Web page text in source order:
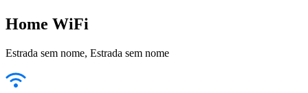
Home WiFi
Estrada sem nome, Estrada sem nome